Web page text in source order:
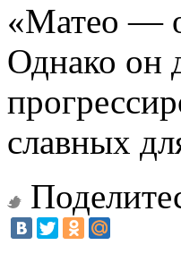
«Матео —
Однако он
славных